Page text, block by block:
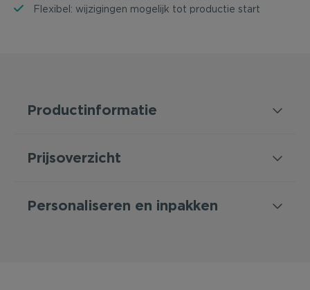
Flexibel: wijzigingen mogelijk tot productie start
Productinformatie
Prijsoverzicht
Personaliseren en inpakken